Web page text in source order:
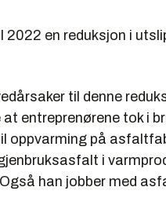
en reduksjon i
til denne
entreprenørene tok i
oppvarming på
i
han jobber med